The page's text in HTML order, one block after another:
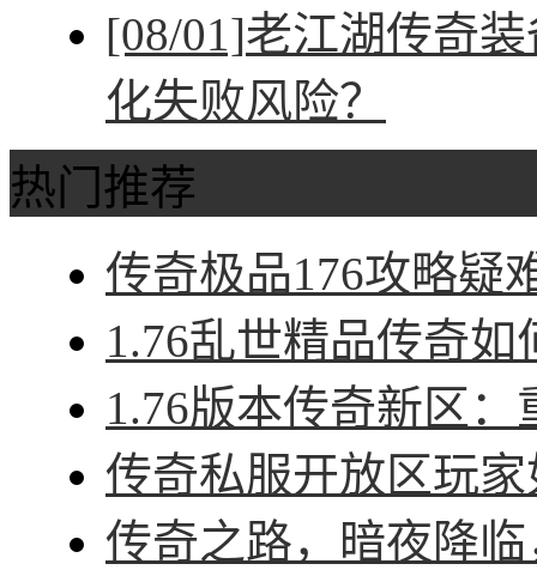
[08/01]老江湖传奇
化失败风险？
热门推荐
传奇极品176攻略疑
1.76乱世精品传奇
1.76版本传奇新区
传奇私服开放区玩
传奇之路，暗夜降